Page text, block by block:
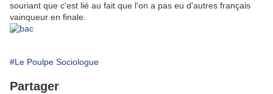
souriant que c'est lié au fait que l'on a pas eu d'autres français
vainqueur en finale.
#Le Poulpe Sociologue
Partager